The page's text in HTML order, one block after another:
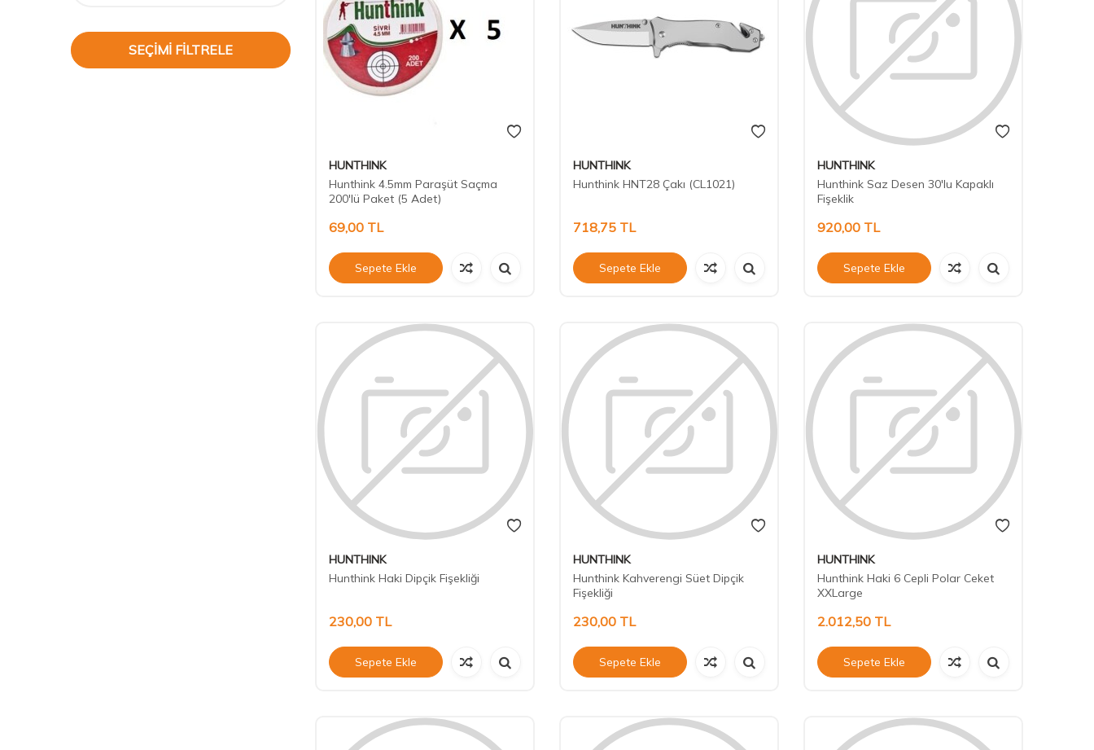
SEÇIMI FILTRELE
HUNTHINK
Hunthink 4.5mm Paraşüt Saçma
200'lü Paket (5 Adet)
69,00 TL
Sepete Ekle
HUNTHINK
Hunthink HNT28 Çakı (CL1021)
718,75TL
Sepete Ekle
HUNTHINK
Hunthink Saz Desen 30'lu Kapaklı
Fişeklik
920,00TL
Sepete Ekle
HUNTHINK
Hunthink Haki Dipçik Fişekliği
230,00 TL
Sepete Ekle
HUNTHINK
Hunthink Kahverengi Süet Dipçik
Fişekliği
230,00TL
Sepete Ekle
HUNTHINK
Hunthink Haki 6 Cepli Polar Ceket
XXLarge
2.012,50TL
Sepete Ekle